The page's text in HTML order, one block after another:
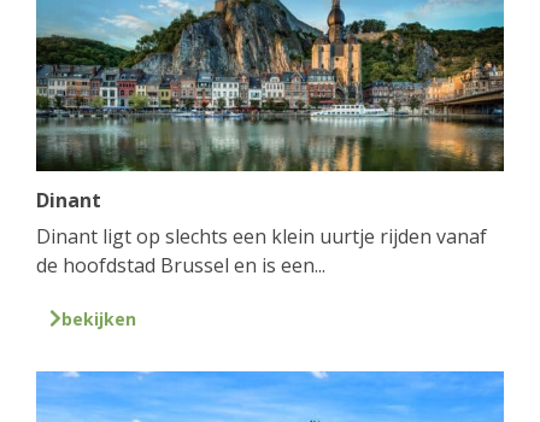
Dinant
Dinant ligt op slechts een klein uurtje rijden vanaf
de hoofdstad Brussel en is een...
bekijken